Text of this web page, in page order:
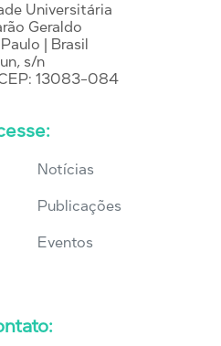
Universitária
Geraldo
| Brasil
s/n
13083-084
Notícias
Publicações
Eventos